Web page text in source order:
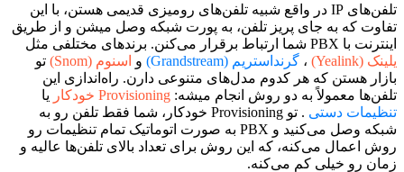
تلفن‌های IP در واقع شبیه تلفن‌های رومیزی قدیمی هستن، با این
تفاوت که به جای پریز تلفن، به پورت شبکه وصل میشن و از طریق
اینترنت با PBX شما ارتباط برقرار می‌کنن. برندهای مختلفی مثل
یلینک (Yealink)
، گرنداستریم (Grandstream) و اسنوم (Snom)
تو
بازار هستن که هر کدوم مدل‌های متنوعی دارن. راه‌اندازی این
تلفن‌ها معمولاً به دو روش انجام میشه: Provisioning خودکار
یا
تنظیمات دستی
. تو Provisioning خودکار، شما فقط تلفن رو به
شبکه وصل می‌کنید و PBX به صورت اتوماتیک تمام تنظیمات رو
روش اعمال می‌کنه، که این روش برای تعداد بالای تلفن‌ها عالیه و
زمان رو خیلی کم می‌کنه.